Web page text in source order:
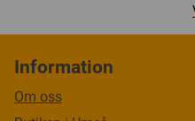
Information
Om oss